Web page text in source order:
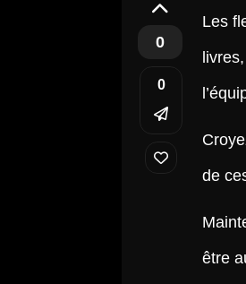
0
0
Les
de
être